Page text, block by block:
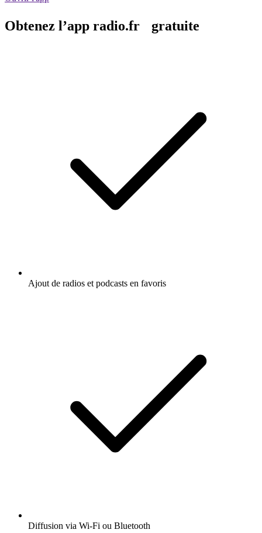
Obtenez l’app radio.fr gratuite
Ajout de radios et podcasts en favoris
Diffusion via Wi-Fi ou Bluetooth